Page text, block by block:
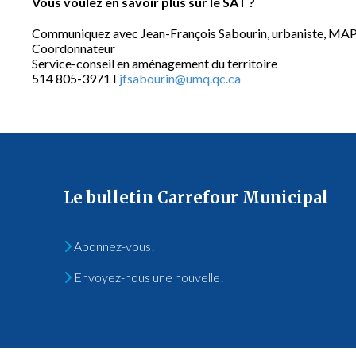
Communiquez avec Jean-François Sabourin, urbaniste,
Coordonnateur
Service-conseil en aménagement du territoire
514 805-3971 I jfsabourin@umq.qc.ca
Le bulletin Carrefour Municipal
Abonnez-vous!
Envoyez-nous une nouvelle!